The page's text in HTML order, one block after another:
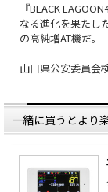
『BLACK
なる進化を果たし
の高純増AT機だ。
山口県公安委員会
一緒に買うとより